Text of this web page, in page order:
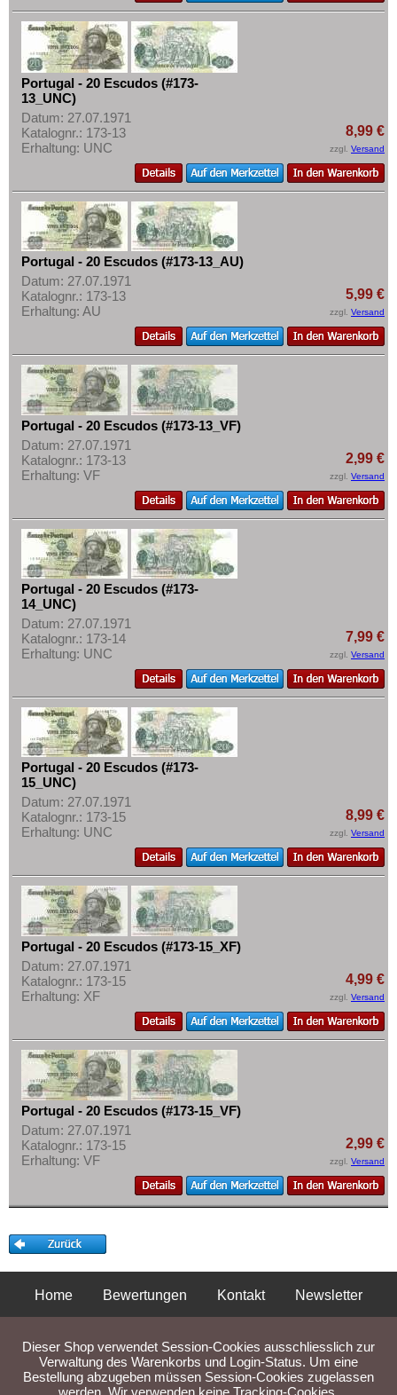
Portugal - 20 Escudos (#173-
13_UNC)
Datum: 27.07.1971
Katalognr.: 173-13
Erhaltung: UNC
8,99 €
zzgl. Versand
Portugal - 20 Escudos (#173-13_AU)
Datum: 27.07.1971
Katalognr.: 173-13
Erhaltung: AU
5,99 €
zzgl. Versand
Portugal - 20 Escudos (#173-13_VF)
Datum: 27.07.1971
Katalognr.: 173-13
Erhaltung: VF
2,99 €
zzgl. Versand
Portugal - 20 Escudos (#173-
14_UNC)
Datum: 27.07.1971
Katalognr.: 173-14
Erhaltung: UNC
7,99 €
zzgl. Versand
Portugal - 20 Escudos (#173-
15_UNC)
Datum: 27.07.1971
Katalognr.: 173-15
Erhaltung: UNC
8,99 €
zzgl. Versand
Portugal - 20 Escudos (#173-15_XF)
Datum: 27.07.1971
Katalognr.: 173-15
Erhaltung: XF
4,99 €
zzgl. Versand
Portugal - 20 Escudos (#173-15_VF)
Datum: 27.07.1971
Katalognr.: 173-15
Erhaltung: VF
2,99 €
zzgl. Versand
Home Bewertungen Kontakt
Newsletter
Liefer- und Versandkosten
Dieser Shop verwendet Session-Cookies ausschliesslich zur
Verwaltung des Warenkorbs und Login-Status. Um eine
Bestellung abzugeben müssen Session-Cookies zugelassen
werden. Wir verwenden keine Tracking-Cookies.